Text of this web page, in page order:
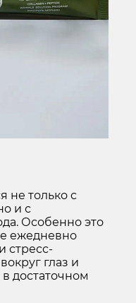
не только с
и с
Особенно это
ежедневно
стресс-
глаз и
достаточном